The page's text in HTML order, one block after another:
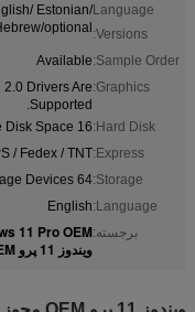
Language
Versions:
Estonian/
optional
Sample Order:
Available
Graphics:
Drivers Are
Supported.
Hard Disk:
16 GB Available Disk Space
Express:
/ Fedex / TNT
Storage:
64 GB Or Larger Storage Devices
Language:
English
برجسته:11 Pro OEM
ویندوز 11 پرو OEM برای بازی